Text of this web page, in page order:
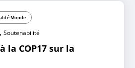
Monde
,Soutenabilité
la COP17 sur la